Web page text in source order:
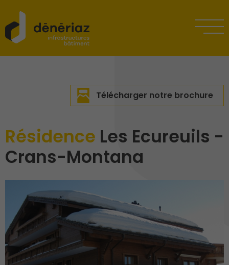
Télécharger notre brochure
Résidence Les Ecureuils -
Crans-Montana